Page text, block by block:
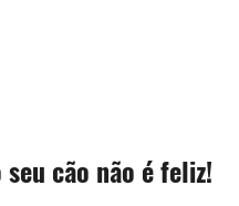
cão não é feliz!